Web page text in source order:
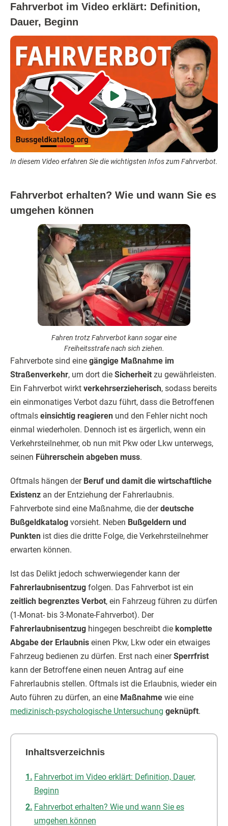
Fahrverbot im Video erklärt: Definition,
Dauer, Beginn
In diesem Video erfahren Sie die wichtigsten Infos zum Fahrverbot.
Fahrverbot erhalten? Wie und wann Sie es
umgehen können
Fahren trotz Fahrverbot kann sogar eine
Freiheitsstrafe nach sich ziehen.
Fahrverbote sind eine gängige Maßnahme im
Straßenverkehr, um dort die Sicherheit zu gewährleisten.
Ein Fahrverbot wirkt verkehrserzieherisch, sodass bereits
ein einmonatiges Verbot dazu führt, dass die Betroffenen
oftmals einsichtig reagieren und den Fehler nicht noch
einmal wiederholen. Dennoch ist es ärgerlich, wenn ein
Verkehrsteilnehmer, ob nun mit Pkw oder Lkw unterwegs,
seinen Führerschein abgeben muss.
Oftmals hängen der Beruf und damit die wirtschaftliche
Existenz an der Entziehung der Fahrerlaubnis.
Fahrverbote sind eine Maßnahme, die derdeutsche
Bußgeldkatalog vorsieht. Neben Bußgeldern und
Punkten ist dies die dritte Folge, die Verkehrsteilnehmer
erwarten können.
Ist das Delikt jedoch schwerwiegender kann der
Fahrerlaubnisentzug folgen. Das Fahrverbot ist ein
zeitlich begrenztes Verbot, ein Fahrzeug führen zu dürfen
(1-Monat- bis 3-Monate-Fahrverbot). Der
Fahrerlaubnisentzug hingegen beschreibt die komplette
Abgabe der Erlaubnis einen Pkw, Lkw oder ein etwaiges
Fahrzeug bedienen zu dürfen. Erst nach einerSperrfrist
kann der Betroffene einen neuen Antrag auf eine
Fahrerlaubnis stellen. Oftmals ist die Erlaubnis, wieder ein
Auto führen zu dürfen, an eine Maßnahme wie eine
medizinisch-psychologische Untersuchung geknüpft.
Inhaltsverzeichnis
Fahrverbot im Video erklärt: Definition, Dauer,
Beginn
Fahrverbot erhalten? Wie und wann Sie es
umgehen können